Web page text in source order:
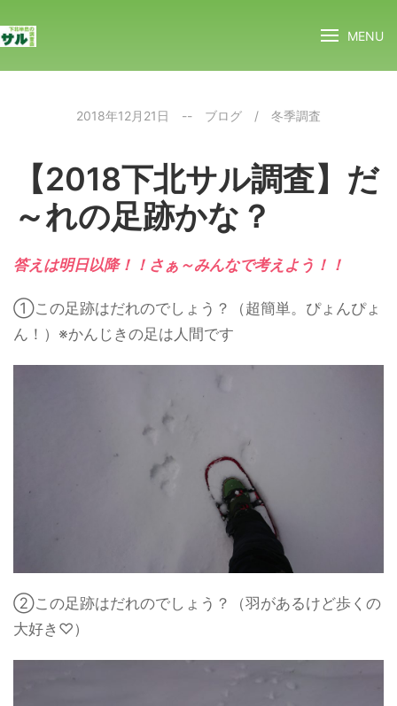
MENU
2018年12月21日 -- ブログ / 冬季調査
【2018下北サル調査】だ
～れの足跡かな？
答えは明日以降！！さぁ～みんなで考えよう！！
①この足跡はだれのでしょう？（超簡単。ぴょんぴょ
ん！）※かんじきの足は人間です
②この足跡はだれのでしょう？（羽があるけど歩くの
大好き♡）